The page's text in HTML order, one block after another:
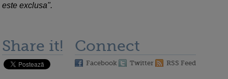
este exclusa".
Share it! Connect
Facebook Twitter RSS Feed